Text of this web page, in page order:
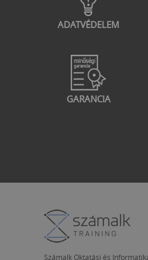
ADATVÉDELEM
GARANCIA
Számalk Oktatási és